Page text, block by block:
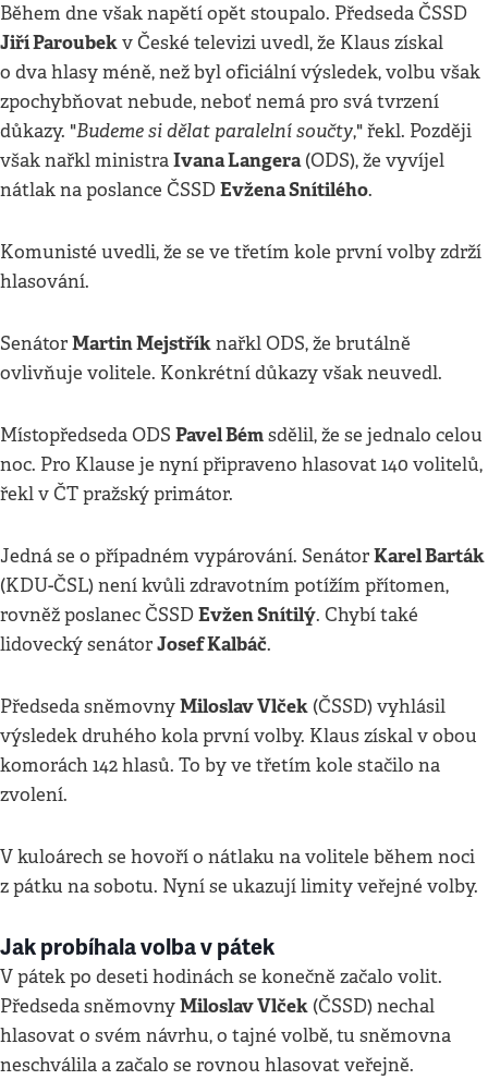
Během dne však napětí opět stoupalo. Předseda ČSSD
Jiří Paroubekv České televizi uvedl, že Klaus získal
o dva hlasy méně, než byl oficiální výsledek, volbu však
zpochybňovat nebude, neboť nemá pro svá tvrzení
důkazy. "Budeme si dělat paralelní součty," řekl. Později
však nařkl ministraIvana Langera(ODS), že vyvíjel
nátlak na poslance ČSSDEvžena Snítilého.
Komunisté uvedli, že se ve třetím kole první volby zdrží
hlasování.
SenátorMartin Mejstříknařkl ODS, že brutálně
ovlivňuje volitele. Konkrétní důkazy však neuvedl.
Místopředseda ODS Pavel Bémsdělil, že se jednalo celou
noc. Pro Klause je nyní připraveno hlasovat 140 volitelů,
řekl v ČT pražský primátor.
Jedná se o případném vypárování. SenátorKarel Barták
(KDU-ČSL) není kvůli zdravotním potížím přítomen,
rovněž poslanec ČSSDEvžen Snítilý. Chybí také
lidovecký senátorJosef Kalbáč.
Předseda sněmovnyMiloslav Vlček (ČSSD) vyhlásil
výsledek druhého kola první volby. Klaus získal v obou
komorách 142 hlasů. To by ve třetím kole stačilo na
zvolení.
V kuloárech se hovoří o nátlaku na volitele během noci
z pátku na sobotu. Nyní se ukazují limity veřejné volby.
Jak probíhala volba v pátek
V pátek po deseti hodinách se konečně začalo volit.
Předseda sněmovnyMiloslav Vlček (ČSSD) nechal
hlasovat o svém návrhu, o tajné volbě, tu sněmovna
neschválila a začalo se rovnou hlasovat veřejně.